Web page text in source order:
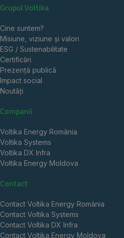
Grupul Voltika
Cine suntem?
Misiune, viziune și valori
ESG / Sustenabilitate
Certificări
Prezență publică
Impact social
Noutăți
Companii
Voltika Energy România
Voltika Systems
Voltika DX Infra
Voltika Energy Moldova
Contact
Contact Voltika Energy România
Contact Voltika Systems
Contact Voltika DX Infra
Contact Voltika Energy Moldova